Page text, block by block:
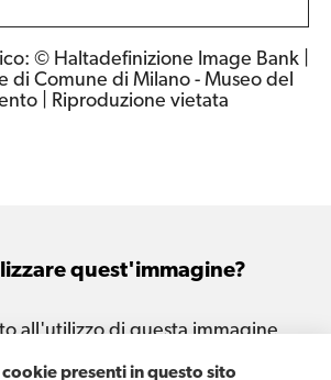
cookie presenti in questo sito
© Haltadefinizione Image Bank |
di Comune di Milano - Museo del
| Riproduzione vietata
quest'immagine?
all'utilizzo di questa immagine
attività e i tuoi progetti?